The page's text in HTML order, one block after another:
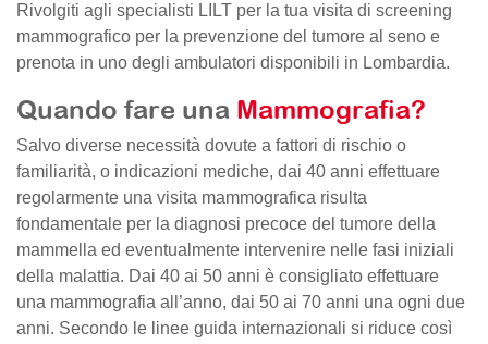
Rivolgiti agli specialisti LILT per la tua visita di screening
mammografico per la prevenzione del tumore al seno e
prenota in uno degli ambulatori disponibili in Lombardia.
Quando fare una Mammografia?
Salvo diverse necessità dovute a fattori di rischio o
familiarità, o indicazioni mediche, dai 40 anni effettuare
regolarmente una visita mammografica risulta
fondamentale per la diagnosi precoce del tumore della
mammella ed eventualmente intervenire nelle fasi iniziali
della malattia. Dai 40 ai 50 anni è consigliato effettuare
una mammografia all’anno, dai 50 ai 70 anni una ogni due
anni. Secondo le linee guida internazionali si riduce così